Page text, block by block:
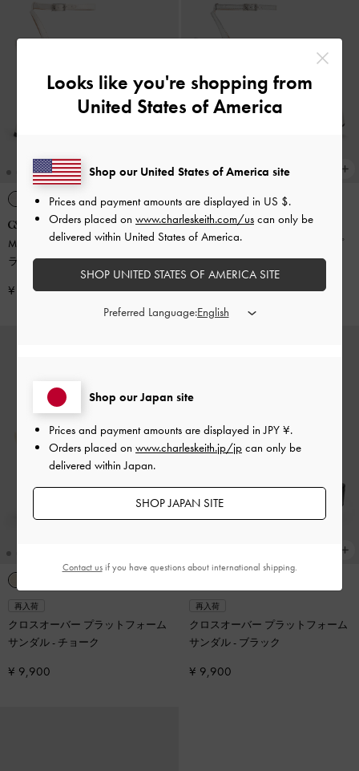
Michelle ミシェル ポリエステルプ
ラットフォームサンダル-ホワイ
¥ 16,900
Michelle ミシェル ポリエステルプ
ラットフォームサンダル-シルバ
ー
¥ 16,900
再入荷
クロスオーバー プラットフォーム
サンダル- チョーク
¥ 9,900
再入荷
クロスオーバー プラットフォーム
サンダル- ブラック
¥ 9,900
Looks like you're shopping from
United States of America
Shop our Japan site
Prices and payment amounts are displayed inJPY ¥.
Orders placed on www.charleskeith.jp/jp can only be
delivered within Japan.
SHOP JAPAN SITE
Shop our United States of America site
Prices and payment amounts are displayed in US $.
Orders placed on www.charleskeith.com/us can only be
delivered within United States of America.
SHOP UNITED STATES OF AMERICA SITE
Preferred Language:
Contact usif you have questions about international shipping.